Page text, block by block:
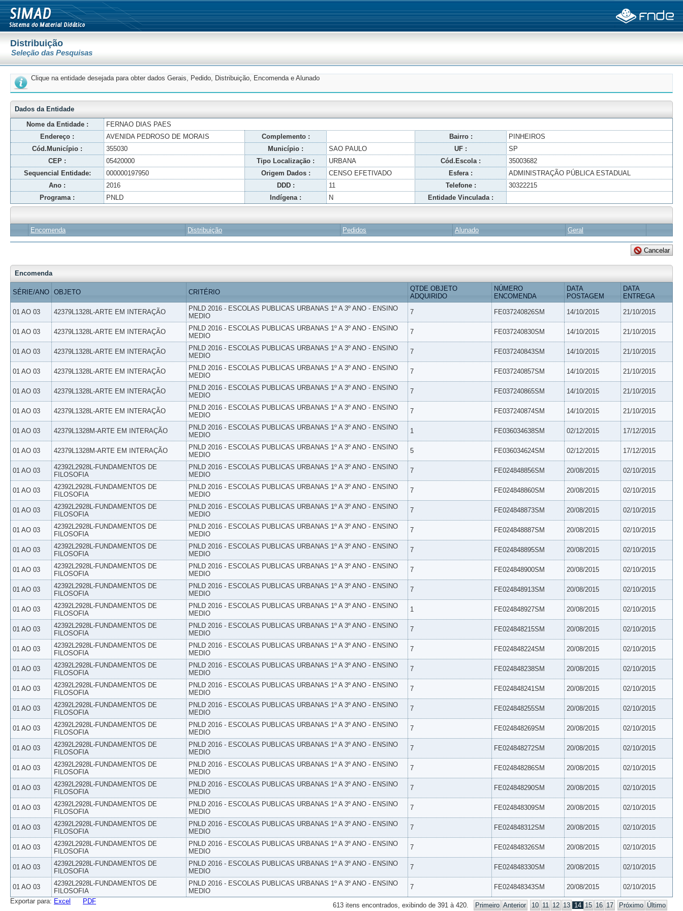
Distribuição
Seleção das Pesquisas
Clique na entidade desejada para obter dados Gerais, Pedido, Distribuição, Encomenda e Alunado
Dados da Entidade
Nome da Entidade :
FERNAO DIAS PAES
Endereço :
AVENIDA PEDROSO DE MORAIS Complemento : Bairro :
PINHEIROS
Cód.Município :
355030 Município : SAO PAULO UF :
SP
CEP :
05420000 Tipo Localização : URBANA Cód.Escola :
35003682
Sequencial Entidade:
000000197950 Origem Dados : CENSO EFETIVADO Esfera :
ADMINISTRAÇÃO PÚBLICA ESTADUAL
Ano :
2016 DDD : 11 Telefone :
30322215
Programa :
PNLD Indígena : N Entidade Vinculada :
Encomenda Distribuição Pedidos Alunado Geral
Encomenda
SÉRIE/ANO OBJETO CRITÉRIO
QTDE OBJETO
ADQUIRIDO
NÚMERO
ENCOMENDA
DATA
POSTAGEM
DATA
ENTREGA
01 AO 03 42379L1328L-ARTE EM INTERAÇÃO
PNLD 2016 - ESCOLAS PUBLICAS URBANAS 1º A 3º ANO - ENSINO
MEDIO
7 FE037240826SM 14/10/2015 21/10/2015
01 AO 03 42379L1328L-ARTE EM INTERAÇÃO
PNLD 2016 - ESCOLAS PUBLICAS URBANAS 1º A 3º ANO - ENSINO
MEDIO
7 FE037240830SM 14/10/2015 21/10/2015
01 AO 03 42379L1328L-ARTE EM INTERAÇÃO
PNLD 2016 - ESCOLAS PUBLICAS URBANAS 1º A 3º ANO - ENSINO
MEDIO
7 FE037240843SM 14/10/2015 21/10/2015
01 AO 03 42379L1328L-ARTE EM INTERAÇÃO
PNLD 2016 - ESCOLAS PUBLICAS URBANAS 1º A 3º ANO - ENSINO
MEDIO
7 FE037240857SM 14/10/2015 21/10/2015
01 AO 03 42379L1328L-ARTE EM INTERAÇÃO
PNLD 2016 - ESCOLAS PUBLICAS URBANAS 1º A 3º ANO - ENSINO
MEDIO
7 FE037240865SM 14/10/2015 21/10/2015
01 AO 03 42379L1328L-ARTE EM INTERAÇÃO
PNLD 2016 - ESCOLAS PUBLICAS URBANAS 1º A 3º ANO - ENSINO
MEDIO
7 FE037240874SM 14/10/2015 21/10/2015
01 AO 03 42379L1328M-ARTE EM INTERAÇÃO
PNLD 2016 - ESCOLAS PUBLICAS URBANAS 1º A 3º ANO - ENSINO
MEDIO
1 FE036034638SM 02/12/2015 17/12/2015
01 AO 03 42379L1328M-ARTE EM INTERAÇÃO
PNLD 2016 - ESCOLAS PUBLICAS URBANAS 1º A 3º ANO - ENSINO
MEDIO
5 FE036034624SM 02/12/2015 17/12/2015
01 AO 03
42392L2928L-FUNDAMENTOS DE
FILOSOFIA
PNLD 2016 - ESCOLAS PUBLICAS URBANAS 1º A 3º ANO - ENSINO
MEDIO
7 FE024848856SM 20/08/2015 02/10/2015
01 AO 03
42392L2928L-FUNDAMENTOS DE
FILOSOFIA
PNLD 2016 - ESCOLAS PUBLICAS URBANAS 1º A 3º ANO - ENSINO
MEDIO
7 FE024848860SM 20/08/2015 02/10/2015
01 AO 03
42392L2928L-FUNDAMENTOS DE
FILOSOFIA
PNLD 2016 - ESCOLAS PUBLICAS URBANAS 1º A 3º ANO - ENSINO
MEDIO
7 FE024848873SM 20/08/2015 02/10/2015
01 AO 03
42392L2928L-FUNDAMENTOS DE
FILOSOFIA
PNLD 2016 - ESCOLAS PUBLICAS URBANAS 1º A 3º ANO - ENSINO
MEDIO
7 FE024848887SM 20/08/2015 02/10/2015
01 AO 03
42392L2928L-FUNDAMENTOS DE
FILOSOFIA
PNLD 2016 - ESCOLAS PUBLICAS URBANAS 1º A 3º ANO - ENSINO
MEDIO
7 FE024848895SM 20/08/2015 02/10/2015
01 AO 03
42392L2928L-FUNDAMENTOS DE
FILOSOFIA
PNLD 2016 - ESCOLAS PUBLICAS URBANAS 1º A 3º ANO - ENSINO
MEDIO
7 FE024848900SM 20/08/2015 02/10/2015
01 AO 03
42392L2928L-FUNDAMENTOS DE
FILOSOFIA
PNLD 2016 - ESCOLAS PUBLICAS URBANAS 1º A 3º ANO - ENSINO
MEDIO
7 FE024848913SM 20/08/2015 02/10/2015
01 AO 03
42392L2928L-FUNDAMENTOS DE
FILOSOFIA
PNLD 2016 - ESCOLAS PUBLICAS URBANAS 1º A 3º ANO - ENSINO
MEDIO
1 FE024848927SM 20/08/2015 02/10/2015
01 AO 03
42392L2928L-FUNDAMENTOS DE
FILOSOFIA
PNLD 2016 - ESCOLAS PUBLICAS URBANAS 1º A 3º ANO - ENSINO
MEDIO
7 FE024848215SM 20/08/2015 02/10/2015
01 AO 03
42392L2928L-FUNDAMENTOS DE
FILOSOFIA
PNLD 2016 - ESCOLAS PUBLICAS URBANAS 1º A 3º ANO - ENSINO
MEDIO
7 FE024848224SM 20/08/2015 02/10/2015
01 AO 03
42392L2928L-FUNDAMENTOS DE
FILOSOFIA
PNLD 2016 - ESCOLAS PUBLICAS URBANAS 1º A 3º ANO - ENSINO
MEDIO
7 FE024848238SM 20/08/2015 02/10/2015
01 AO 03
42392L2928L-FUNDAMENTOS DE
FILOSOFIA
PNLD 2016 - ESCOLAS PUBLICAS URBANAS 1º A 3º ANO - ENSINO
MEDIO
7 FE024848241SM 20/08/2015 02/10/2015
01 AO 03
42392L2928L-FUNDAMENTOS DE
FILOSOFIA
PNLD 2016 - ESCOLAS PUBLICAS URBANAS 1º A 3º ANO - ENSINO
MEDIO
7 FE024848255SM 20/08/2015 02/10/2015
01 AO 03
42392L2928L-FUNDAMENTOS DE
FILOSOFIA
PNLD 2016 - ESCOLAS PUBLICAS URBANAS 1º A 3º ANO - ENSINO
MEDIO
7 FE024848269SM 20/08/2015 02/10/2015
01 AO 03
42392L2928L-FUNDAMENTOS DE
FILOSOFIA
PNLD 2016 - ESCOLAS PUBLICAS URBANAS 1º A 3º ANO - ENSINO
MEDIO
7 FE024848272SM 20/08/2015 02/10/2015
01 AO 03
42392L2928L-FUNDAMENTOS DE
FILOSOFIA
PNLD 2016 - ESCOLAS PUBLICAS URBANAS 1º A 3º ANO - ENSINO
MEDIO
7 FE024848286SM 20/08/2015 02/10/2015
01 AO 03
42392L2928L-FUNDAMENTOS DE
FILOSOFIA
PNLD 2016 - ESCOLAS PUBLICAS URBANAS 1º A 3º ANO - ENSINO
MEDIO
7 FE024848290SM 20/08/2015 02/10/2015
01 AO 03
42392L2928L-FUNDAMENTOS DE
FILOSOFIA
PNLD 2016 - ESCOLAS PUBLICAS URBANAS 1º A 3º ANO - ENSINO
MEDIO
7 FE024848309SM 20/08/2015 02/10/2015
01 AO 03
42392L2928L-FUNDAMENTOS DE
FILOSOFIA
PNLD 2016 - ESCOLAS PUBLICAS URBANAS 1º A 3º ANO - ENSINO
MEDIO
7 FE024848312SM 20/08/2015 02/10/2015
01 AO 03
42392L2928L-FUNDAMENTOS DE
FILOSOFIA
PNLD 2016 - ESCOLAS PUBLICAS URBANAS 1º A 3º ANO - ENSINO
MEDIO
7 FE024848326SM 20/08/2015 02/10/2015
01 AO 03
42392L2928L-FUNDAMENTOS DE
FILOSOFIA
PNLD 2016 - ESCOLAS PUBLICAS URBANAS 1º A 3º ANO - ENSINO
MEDIO
7 FE024848330SM 20/08/2015 02/10/2015
01 AO 03
42392L2928L-FUNDAMENTOS DE
FILOSOFIA
PNLD 2016 - ESCOLAS PUBLICAS URBANAS 1º A 3º ANO - ENSINO
MEDIO
7 FE024848343SM 20/08/2015 02/10/2015
613 itens encontrados, exibindo de 391 à 420. Primeiro Anterior 10 11 12 13 14 15 16 17 Próximo Último
Exportar para: Excel PDF